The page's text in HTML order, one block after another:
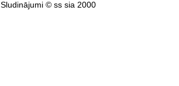
Sludinājumi © ss sia 2000